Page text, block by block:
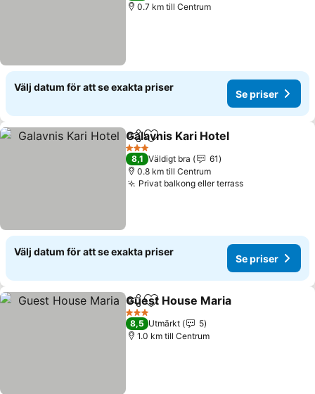
0.7 km till Centrum
Välj datum för att se exakta priser
Se priser
Dela Lägg till i Mina Favoriter
Galavnis Kari Hotel
3 Stjärnor
8,1 Väldigt bra
61
0.8 km till Centrum
Privat balkong eller terrassSe priser
Välj datum för att se exakta priser
Se priser
Dela Lägg till i Mina Favoriter
Guest House Maria
3 Stjärnor
8,5 Utmärkt
5
1.0 km till Centrum